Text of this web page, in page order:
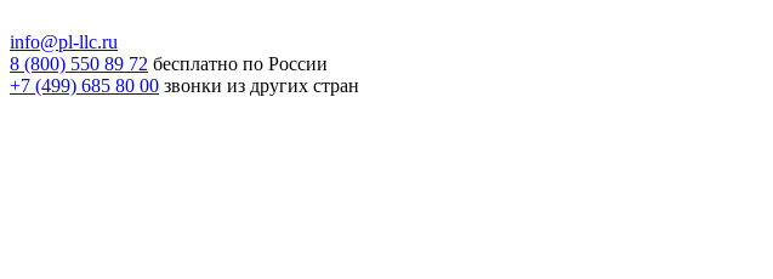
info@pl-llc.ru
8 (800) 550 89 72 бесплатно по России
+7 (499) 685 80 00 звонки из других стран